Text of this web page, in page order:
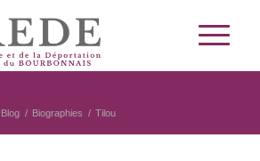
Blog / Biographies / Tilou